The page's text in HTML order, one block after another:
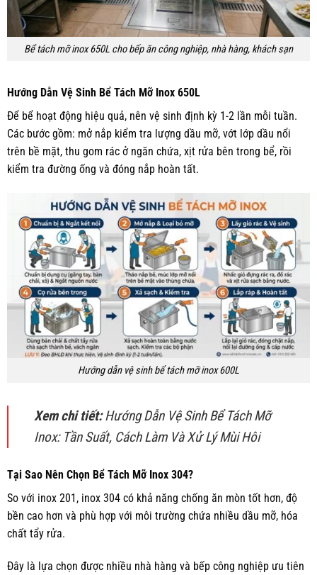
Bể tách mỡ inox 650L cho bếp ăn công nghiệp, nhà hàng, khách sạn
Hướng Dẫn Vệ Sinh Bể Tách Mỡ Inox 650L
Để bể hoạt động hiệu quả, nên vệ sinh định kỳ 1-2 lần mỗi tuần.
Các bước gồm: mở nắp kiểm tra lượng dầu mỡ, vớt lớp dầu nổi
trên bề mặt, thu gom rác ở ngăn chứa, xịt rửa bên trong bể, rồi
kiểm tra đường ống và đóng nắp hoàn tất.
Hướng dẫn vệ sinh bể tách mỡ inox 600L
Xem chi tiết:Hướng Dẫn Vệ Sinh Bể Tách Mỡ
Inox: Tần Suất, Cách Làm Và Xử Lý Mùi Hôi
Tại Sao Nên Chọn Bể Tách Mỡ Inox 304?
So với inox 201, inox 304 có khả năng chống ăn mòn tốt hơn, độ
bền cao hơn và phù hợp với môi trường chứa nhiều dầu mỡ, hóa
chất tẩy rửa.
Đây là lựa chọn được nhiều nhà hàng và bếp công nghiệp ưu tiên